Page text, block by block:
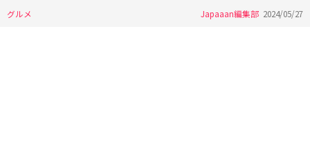
グルメ Japaaan編集部 2024/05/27